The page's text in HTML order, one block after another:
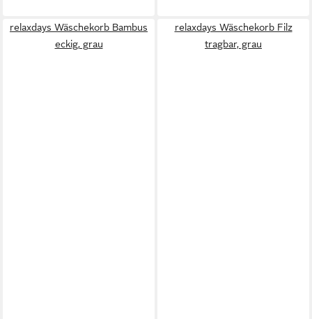
relaxdays Wäschekorb Bambus
eckig, grau
relaxdays Wäschekorb Filz
tragbar, grau